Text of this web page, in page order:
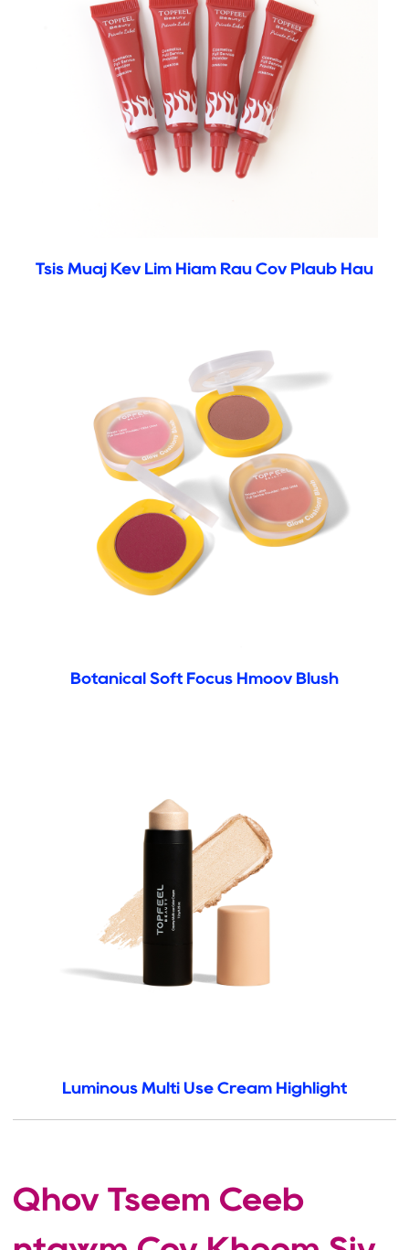
Tsis Muaj Kev Lim Hiam Rau Cov Plaub Hau
Botanical Soft Focus Hmoov Blush
Luminous Multi Use Cream Highlight
Qhov Tseem Ceeb